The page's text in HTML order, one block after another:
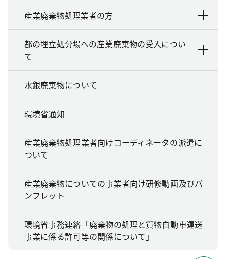
産業廃棄物処理業者の方
都の埋立処分場への産業廃棄物の受入につい
て
水銀廃棄物について
環境省通知
産業廃棄物処理業者向けコーディネータの派遣に
ついて
産業廃棄物についての事業者向け研修動画及びパ
ンフレット
環境省事務連絡「廃棄物の処理と貨物自動車運送
事業に係る許可等の関係について」